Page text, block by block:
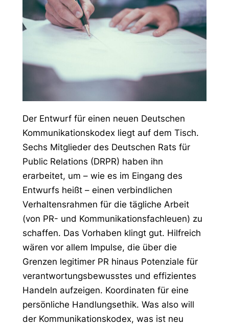
Der Entwurf für einen neuen Deutschen
Kommunikationskodex liegt auf dem Tisch.
Sechs Mitglieder des Deutschen Rats für
Public Relations (DRPR) haben ihn
erarbeitet, um – wie es im Eingang des
Entwurfs heißt – einen verbindlichen
Verhaltensrahmen für die tägliche Arbeit
(von PR- und Kommunikationsfachleuen) zu
schaffen. Das Vorhaben klingt gut. Hilfreich
wären vor allem Impulse, die über die
Grenzen legitimer PR hinaus Potenziale für
verantwortungsbewusstes und effizientes
Handeln aufzeigen. Koordinaten für eine
persönliche Handlungsethik. Was also will
der Kommunikationskodex, was ist neu